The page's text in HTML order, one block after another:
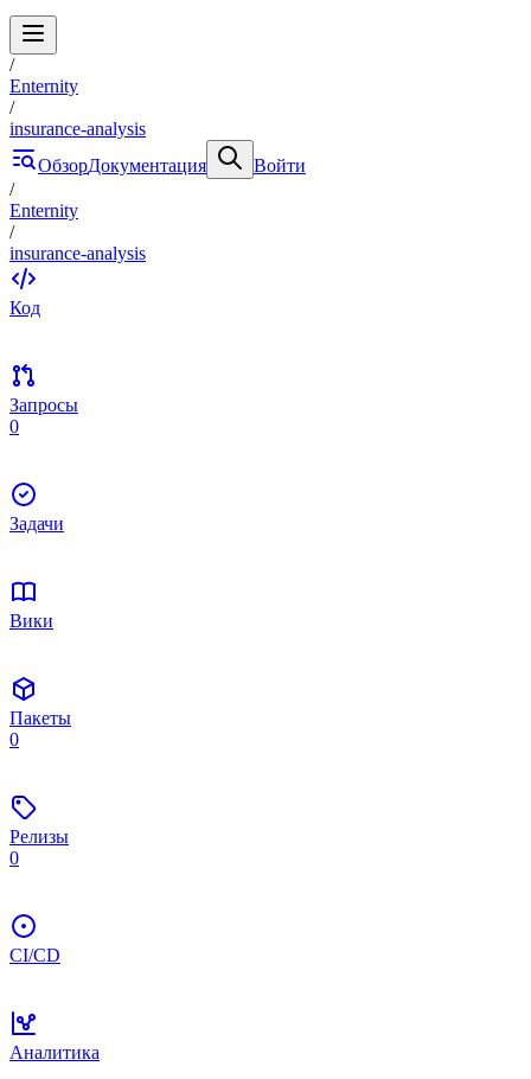
/
Enternity
/
insurance-analysis
ОбзорДокументация
Войти
/
Enternity
/
insurance-analysis
Код
Запросы
0
Задачи
Вики
Пакеты
0
Релизы
0
CI/CD
Аналитика